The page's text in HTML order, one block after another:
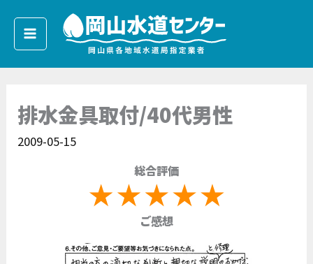
ス
排水金具取付/40代男性
2009-05-15
総合評価
ご感想